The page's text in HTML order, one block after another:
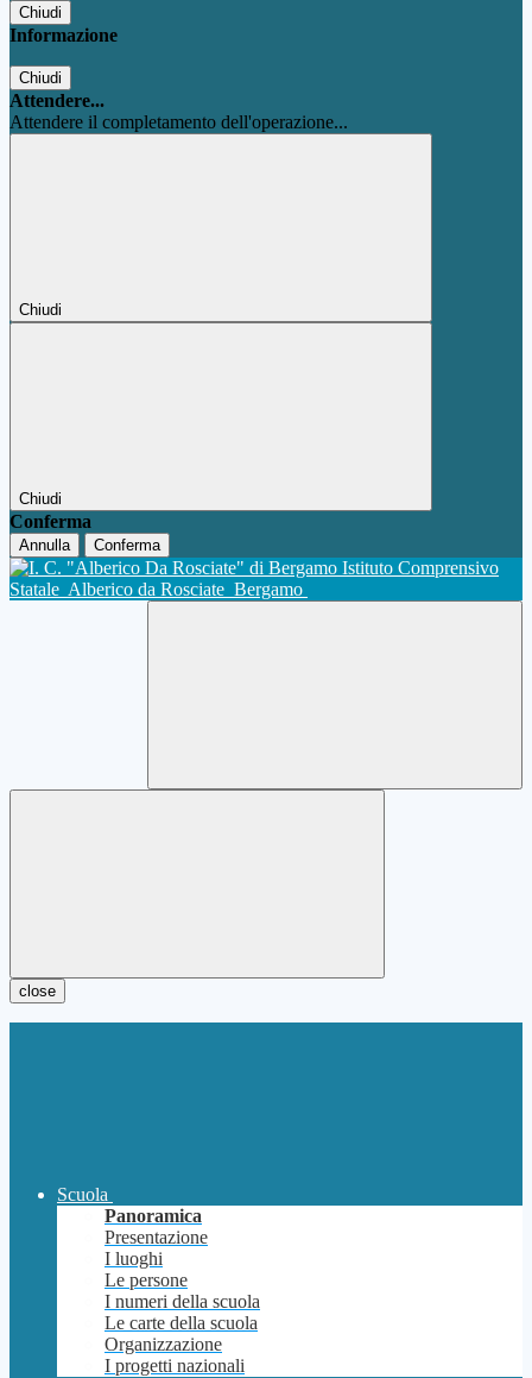
Chiudi
Informazione
Chiudi
Attendere...
Attendere il completamento dell'operazione...
Chiudi
Chiudi
Conferma
Annulla Conferma
Istituto Comprensivo
Statale Alberico da Rosciate Bergamo
close
Scuola
Panoramica
Presentazione
I luoghi
Le persone
I numeri della scuola
Le carte della scuola
Organizzazione
I progetti nazionali